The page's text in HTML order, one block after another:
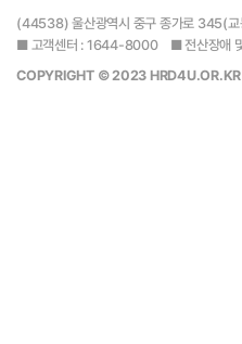
(44538) 울산광역시 중구 종가로 345(교
■ 고객센터 : 1644-8000 ■ 전산장애
COPYRIGHT © 2023 HRD4U.OR.KR